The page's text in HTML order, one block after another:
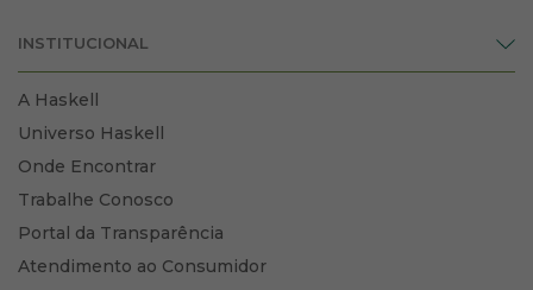
INSTITUCIONAL
A Haskell
Universo Haskell
Onde Encontrar
Trabalhe Conosco
Portal da Transparência
Atendimento ao Consumidor